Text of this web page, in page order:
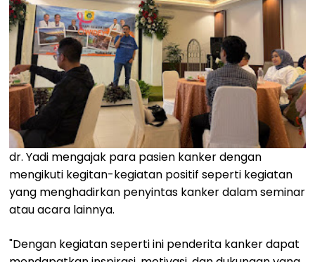
dr. Yadi mengajak para pasien kanker dengan
mengikuti kegitan-kegiatan positif seperti kegiatan
yang menghadirkan penyintas kanker dalam seminar
atau acara lainnya.
"Dengan kegiatan seperti ini penderita kanker dapat